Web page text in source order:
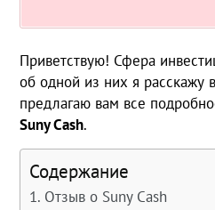
Приветствую! Сфера
об одной из них я расскажу
предлагаю вам все
Suny Cash.
Содержание
Отзыв о Suny Cash